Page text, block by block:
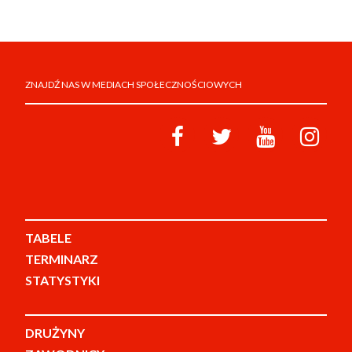
ZNAJDŹ NAS W MEDIACH SPOŁECZNOŚCIOWYCH
TABELE
TERMINARZ
STATYSTYKI
DRUŻYNY